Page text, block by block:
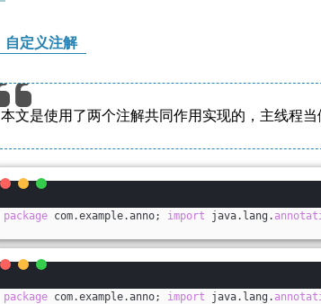
自定义注解
本文是使用了两个注解共同作用实现的，主线程
package com.example.anno; import java.lang.
package com.example.anno; import java.lang.